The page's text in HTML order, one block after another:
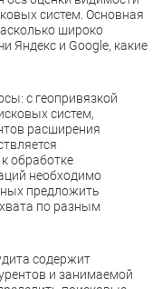
систем. Основная
широко
Яндекс и Google, какие
с геопривязкой
систем,
расширения
обработке
необходимо
предложить
по разным
содержит
и занимаемой